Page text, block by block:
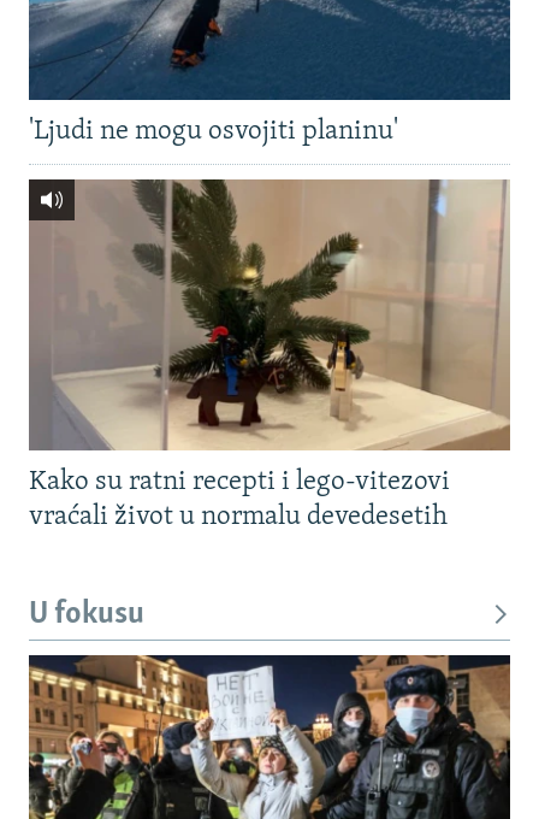
'Ljudi ne mogu osvojiti planinu'
Kako su ratni recepti i lego-vitezovi
vraćali život u normalu devedesetih
U fokusu